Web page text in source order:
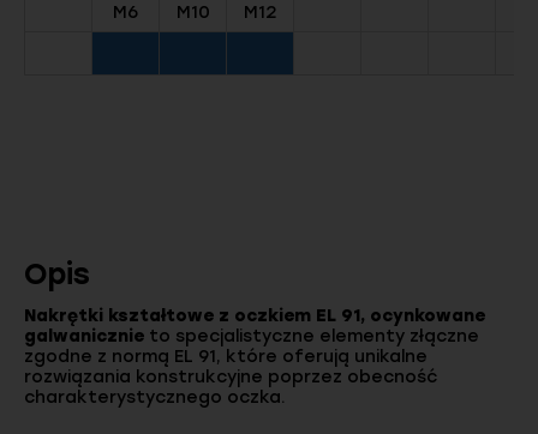
M6 M10 M12
Opis
Nakrętki kształtowe z oczkiem EL 91, ocynkowane
galwanicznie to specjalistyczne elementy złączne
zgodne z normą EL 91, które oferują unikalne
rozwiązania konstrukcyjne poprzez obecność
charakterystycznego oczka.